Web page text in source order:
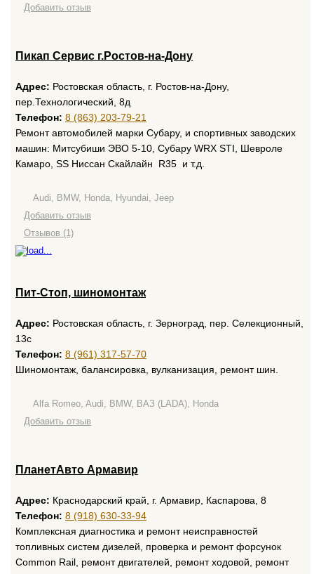
Добавить отзыв
Пикап Сервис г.Ростов-на-Дону
Адрес: Ростовская область, г. Ростов-на-Дону,
пер.Технологический, 8д
Телефон: 8 (863) 203-79-21
Ремонт автомобилей марки Субару, и спортивных заводских
машин: Митсубиши ЭВО 5-10, Субару WRX STI, Шевроле
Камаро, SS Ниссан Скайлайн R35 и т.д.
Audi, BMW, Honda, Hyundai, Jeep
Добавить отзыв
Отзывов (1)
Пит-Стоп, шиномонтаж
Адрес: Ростовская область, г. Зерноград, пер. Селекционный,
13с
Телефон: 8 (961) 317-57-70
Шиномонтаж, балансировка, вулканизация, ремонт шин.
Alfa Romeo, Audi, BMW, ВАЗ (LADA), Honda
Добавить отзыв
ПланетАвто Армавир
Адрес: Краснодарский край, г. Армавир, Каспарова, 8
Телефон: 8 (918) 630-33-94
Комплексная диагностика и ремонт неисправностей
топливных систем дизелей, проверка и ремонт форсунок
Common Rail, ремонт двигателей, ремонт ходовой, ремонт